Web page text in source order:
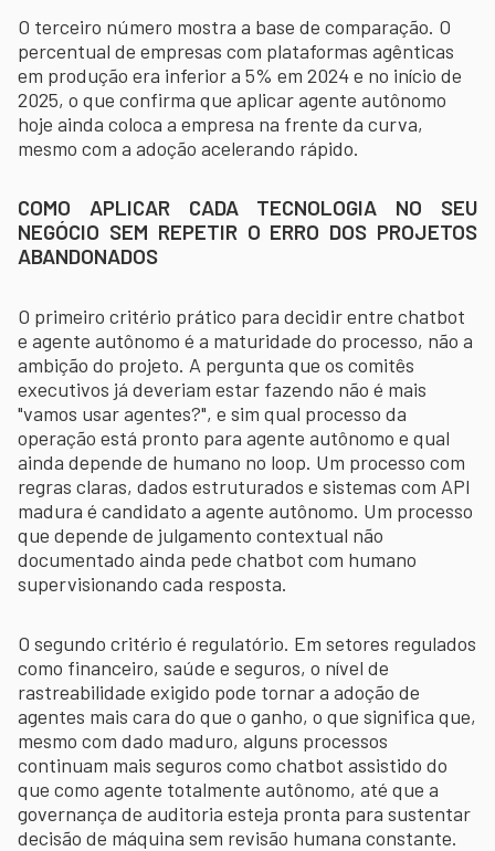
O terceiro número mostra a base de comparação. O
percentual de empresas com plataformas agênticas
em produção era inferior a 5% em 2024 e no início de
2025, o que confirma que aplicar agente autônomo
hoje ainda coloca a empresa na frente da curva,
mesmo com a adoção acelerando rápido.
COMO APLICAR CADA TECNOLOGIA NO SEU
NEGÓCIO SEM REPETIR O ERRO DOS PROJETOS
ABANDONADOS
O primeiro critério prático para decidir entre chatbot
e agente autônomo é a maturidade do processo, não a
ambição do projeto. A pergunta que os comitês
executivos já deveriam estar fazendo não é mais
"vamos usar agentes?", e sim qual processo da
operação está pronto para agente autônomo e qual
ainda depende de humano no loop. Um processo com
regras claras, dados estruturados e sistemas com API
madura é candidato a agente autônomo. Um processo
que depende de julgamento contextual não
documentado ainda pede chatbot com humano
supervisionando cada resposta.
O segundo critério é regulatório. Em setores regulados
como financeiro, saúde e seguros, o nível de
rastreabilidade exigido pode tornar a adoção de
agentes mais cara do que o ganho, o que significa que,
mesmo com dado maduro, alguns processos
continuam mais seguros como chatbot assistido do
que como agente totalmente autônomo, até que a
governança de auditoria esteja pronta para sustentar
decisão de máquina sem revisão humana constante.